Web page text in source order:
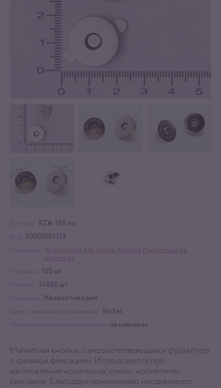
RZA-18B nic
00000001133
Фурнитура для сумок, Кнопка Магнитная, на
клямерах
100 шт
34860 шт
Железо+неодим
Nickel
на клямерах
Магнитная кнопка- самозастегивающаяся фурнитура
с сильной фиксацией. Используется при
изготовлении кошельков, сумок, косметичек,
рюкзаков. Благодаря применению неодимового